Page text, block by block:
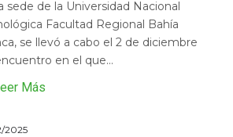
sede de la Universidad Nacional
Facultad Regional Bahía
se llevó a cabo el 2 de diciembre
en el que...
Más
2025